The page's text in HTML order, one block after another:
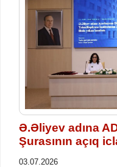
Ə.Əliyev adına
Şurasının açıq
03.07.2026